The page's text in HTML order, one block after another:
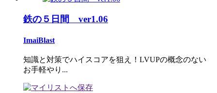
鉄の５日間 ver1.06
ImaiBlast
知識と対策でハイスコアを狙え！LVUPの概念のない
お手軽やり...